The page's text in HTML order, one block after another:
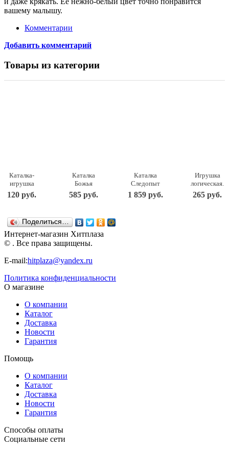
вашему малышу.
Комментарии
Добавить комментарий
Товары из категории
Каталка-
игрушка
Junfa toys
Колесо
120 руб.
Каталка
Божья
коровка
7888
585 руб.
Каталка
Следопыт
431017
1 859 руб.
Игрушка
логическая.
Каталка на
шнурке
265 руб.
Поделиться…
Интернет-магазин Хитплаза
© . Все права защищены.
E-mail:hitplaza@yandex.ru
Политика конфиденциальности
О магазине
О компании
Каталог
Доставка
Новости
Гарантия
Помощь
О компании
Каталог
Доставка
Новости
Гарантия
Способы оплаты
Социальные сети